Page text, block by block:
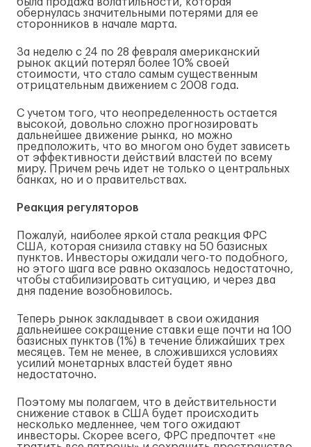
обернулась значительными потерями для ее
сторонников в начале марта.
За неделю с 24 по 28 февраля американский
рынок акций потерял более 10% своей
стоимости, что стало самым существенным
отрицательным движением с 2008 года.
С учетом того, что неопределенность остается
высокой, довольно сложно прогнозировать
дальнейшее движение рынка, но можно
предположить, что во многом оно будет зависеть
от эффективности действий властей по всему
миру. Причем речь идет не только о центральных
банках, но и о правительствах.
Реакция регуляторов
Пожалуй, наиболее яркой стала реакция ФРС
США, которая снизила ставку на 50 базисных
пунктов. Инвесторы ожидали чего-то подобного,
но этого шага все равно оказалось недостаточно,
чтобы стабилизировать ситуацию, и через два
дня падение возобновилось.
Теперь рынок закладывает в свои ожидания
дальнейшее сокращение ставки еще почти на 100
базисных пунктов (1%) в течение ближайших трех
месяцев. Тем не менее, в сложившихся условиях
усилий монетарных властей будет явно
недостаточно.
Поэтому мы полагаем, что в действительности
снижение ставок в США будет происходить
несколько медленнее, чем того ожидают
инвесторы. Скорее всего, ФРС предпочтет «не